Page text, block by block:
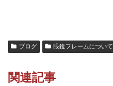
ブログ 眼鏡フレームについて
関連記事